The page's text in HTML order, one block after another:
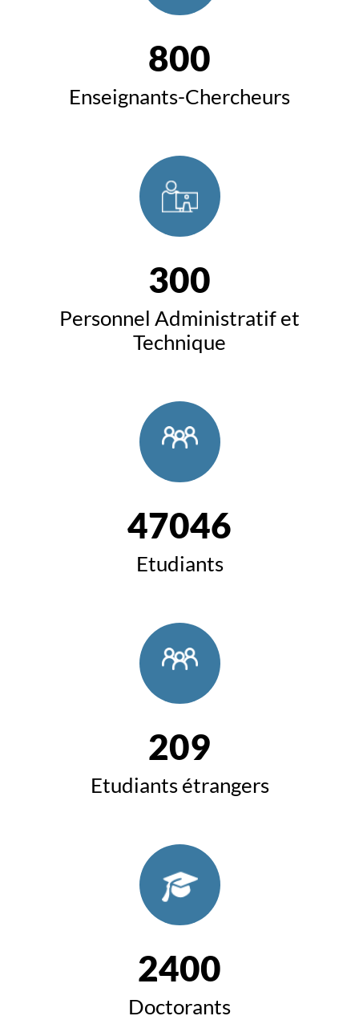
800
Enseignants-Chercheurs
300
Personnel Administratif et
Technique
47046
Etudiants
209
Etudiants étrangers
2400
Doctorants